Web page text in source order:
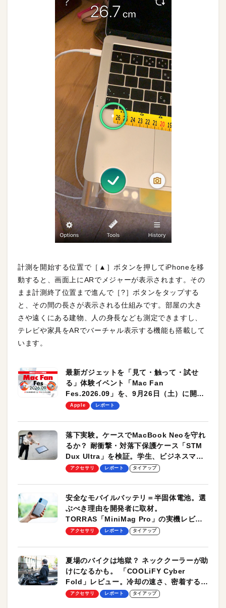
計測を開始する位置で［▲］ボタンを押してiPhoneを移
動すると、画面上にARでメジャーが表示されます。その
まま計測終了位置まで進んで［?］ボタンをタップする
と、その間の長さが表示される仕組みです。部屋の大き
さや遠くにある建物、人の身長なども測定できますし、
テレビや家具をARでバーチャル表示する機能も搭載して
います。
最新ガジェットを「見て・触って・試せ
る」体験イベント「Mac Fan
Fes.2026.09」を、9月26日（土）に開催
します！
Apple レポート
落下実験。ケースでMacBook Neoを守れ
るか？ 耐衝撃・対落下保護ケース「STM
Dux Ultra」を検証。学生、ビジネスマン
のモバイルユースに最適！
アクセサリ レポート タイアップ
安全なモバイルバッテリ＝半固体電池。選
ぶべき理由を開発者に取材。
TORRAS「MiniMag Pro」の実機レビュ
ーも
アクセサリ レポート タイアップ
夏場のバイクは地獄？ ネッククーラーが助
けになるかも。 「COOLiFY Cyber
Fold」レビュー。冷却の速さ、密着する冷
却プレート、シンプルな操作性がグッド！
アクセサリ レポート タイアップ